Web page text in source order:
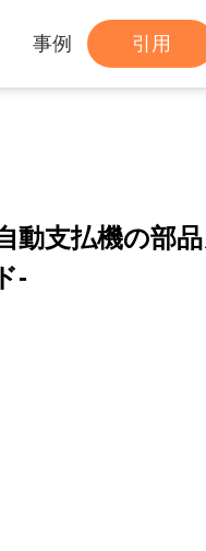
事例 引用
動支払機の部
-